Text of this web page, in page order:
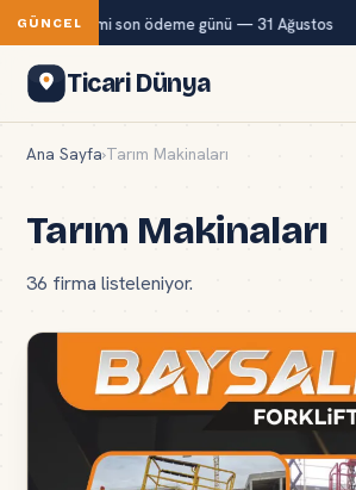
GÜNCEL
primi son ödeme günü — 31 Ağustos
Ticari Dünya
Ana Sayfa›Tarım Makinaları
Tarım Makinaları
36 firma listeleniyor.